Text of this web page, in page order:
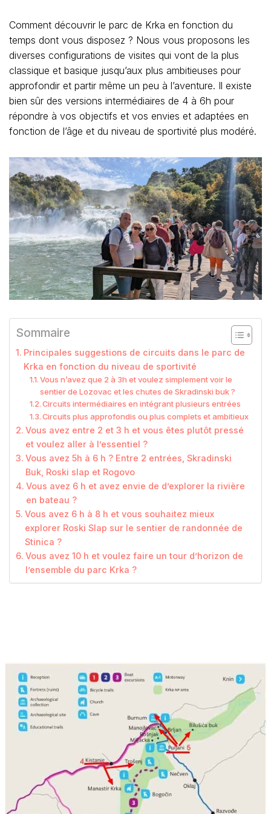
Comment découvrir le parc de Krka en fonction du
temps dont vous disposez ? Nous vous proposons les
diverses configurations de visites qui vont de la plus
classique et basique jusqu’aux plus ambitieuses pour
approfondir et partir même un peu à l’aventure. Il existe
bien sûr des versions intermédiaires de 4 à 6h pour
répondre à vos objectifs et vos envies et adaptées en
fonction de l’âge et du niveau de sportivité plus modéré.
Sommaire
Principales suggestions de circuits dans le parc de
Krka en fonction du niveau de sportivité
Vous n’avez que 2 à 3h et voulez simplement voir le
sentier de Lozovac et les chutes de Skradinski buk ?
Circuits intermédiaires en intégrant plusieurs entrées
Circuits plus approfondis ou plus complets et ambitieux
Vous avez entre 2 et 3 h et vous êtes plutôt pressé
et voulez aller à l’essentiel ?
Vous avez 5h à 6 h ? Entre 2 entrées, Skradinski
Buk, Roski slap et Rogovo
Vous avez 6 h et avez envie de d’explorer la rivière
en bateau ?
Vous avez 6 h à 8 h et vous souhaitez mieux
explorer Roski Slap sur le sentier de randonnée de
Stinica ?
Vous avez 10 h et voulez faire un tour d’horizon de
l’ensemble du parc Krka ?